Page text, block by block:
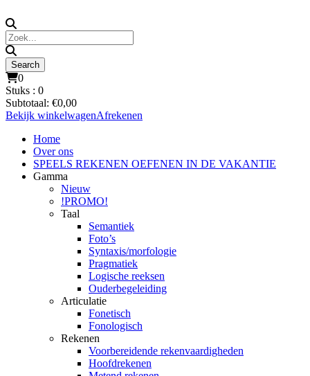
0
Stuks : 0
Subtotaal: €0,00
Bekijk winkelwagenAfrekenen
Home
Over ons
SPEELS REKENEN OEFENEN IN DE VAKANTIE
Gamma
Nieuw
!PROMO!
Taal
Semantiek
Foto’s
Syntaxis/morfologie
Pragmatiek
Logische reeksen
Ouderbegeleiding
Articulatie
Fonetisch
Fonologisch
Rekenen
Voorbereidende rekenvaardigheden
Hoofdrekenen